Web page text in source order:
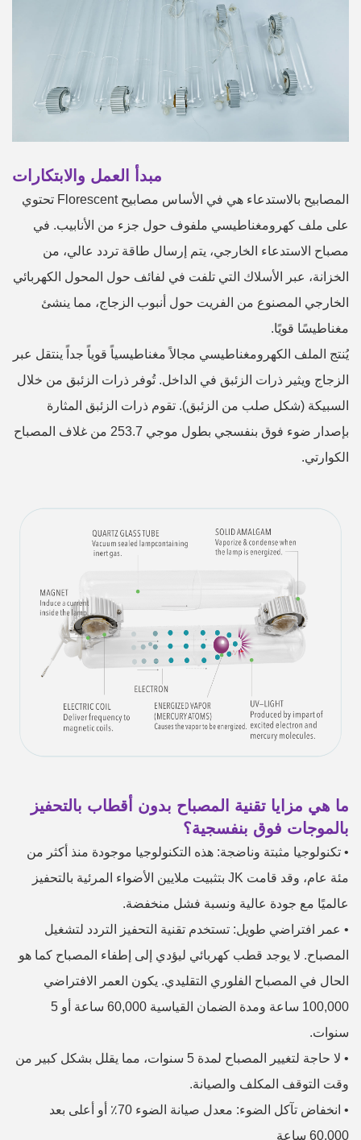
مبدأ العمل والابتكارات
المصابيح بالاستدعاء هي في الأساس مصابيح Florescent تحتوي
على ملف كهرومغناطيسي ملفوف حول جزء من الأنابيب. في
مصباح الاستدعاء الخارجي، يتم إرسال طاقة تردد عالي، من
الخزانة، عبر الأسلاك التي تلفت في لفائف حول المحول الكهربائي
الخارجي المصنوع من الفريت حول أنبوب الزجاج، مما ينشئ
مغناطيسًا قويًا.
يُنتج الملف الكهرومغناطيسي مجالاً مغناطيسياً قوياً جداً ينتقل عبر
الزجاج ويثير ذرات الزئبق في الداخل. تُوفر ذرات الزئبق من خلال
السبيكة (شكل صلب من الزئبق). تقوم ذرات الزئبق المثارة
بإصدار ضوء فوق بنفسجي بطول موجي 253.7 من غلاف المصباح
الكوارتي.
ما هي مزايا تقنية المصباح بدون أقطاب بالتحفيز
بالموجات فوق بنفسجية؟
• تكنولوجيا مثبتة وناضجة: هذه التكنولوجيا موجودة منذ أكثر من
مئة عام، وقد قامت JK بتثبيت ملايين الأضواء المرئية بالتحفيز
عالميًا مع جودة عالية ونسبة فشل منخفضة.
• عمر افتراضي طويل: تستخدم تقنية التحفيز التردد لتشغيل
المصباح. لا يوجد قطب كهربائي ليؤدي إلى إطفاء المصباح كما هو
الحال في المصباح الفلوري التقليدي. يكون العمر الافتراضي
100,000 ساعة ومدة الضمان القياسية 60,000 ساعة أو 5
سنوات.
•
لا حاجة لتغيير المصباح لمدة 5 سنوات، مما يقلل بشكل كبير من
وقت التوقف المكلف والصيانة.
•
انخفاض تآكل الضوء: معدل صيانة الضوء 70٪ أو أعلى بعد
60,000 ساعة